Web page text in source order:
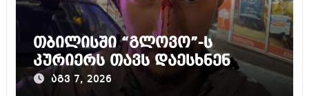
თბილისში “გლოვო”-ს
კურიერს თავს დაესხნენ
აგვ 7, 2026